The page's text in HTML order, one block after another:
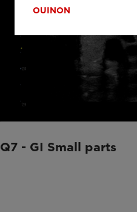
Q7 - GI Small parts
OUINON